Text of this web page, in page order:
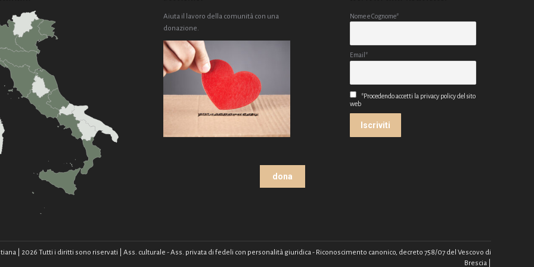
Aiuta il lavoro della comunità con una
donazione.
dona
Nome e Cognome*
Email*
*Procedendo accetti la privacy policy del sito
web
| 2026 Tutti i diritti sono riservati | Ass. culturale - Ass. privata di fedeli con personalità giuridica - Riconoscimento canonico, decreto 758/07 del Vescovo di
Brescia |